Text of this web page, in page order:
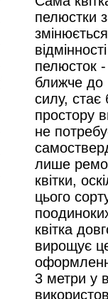
пелюстки
пелюсток -
ближче до
силу, стає
простору
не
лише
квітки,
цього
квітка
вирощує
3 метри у